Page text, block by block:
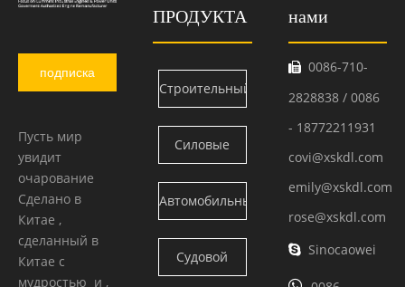
подписка
Пусть мир
увидит
очарование
Сделано в
Китае ,
сделанный в
Китае с
мудростью и ,
ПРОДУКТА
Строительный
двигатель
Камминс
Силовые
блоки
Камминс
Автомобильный
двигатель
Камминс
Судовой
нами
 0086-710-
2828838 / 0086
- 18772211931
covi@xskdl.com
emily@xskdl.com
rose@xskdl.com
 Sinocaowei